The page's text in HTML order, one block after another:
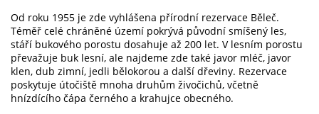
Praktické informace
Foto video
Od roku 1955 je zde vyhlášena přírodní rezervace Běleč.
Téměř celé chráněné území pokrývá původní smíšený les,
stáří bukového porostu dosahuje až 200 let. V lesním porostu
převažuje buk lesní, ale najdeme zde také javor mléč, javor
klen, dub zimní, jedli bělokorou a další dřeviny. Rezervace
poskytuje útočiště mnoha druhům živočichů, včetně
hnízdícího čápa černého a krahujce obecného.